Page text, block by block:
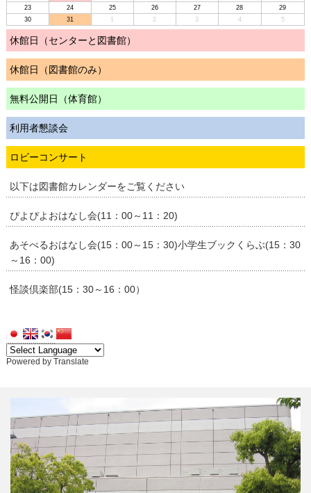
23
24 25 26 27 28
29
30
31 2 3 4 5
休館日（センターと図書館）
休館日（図書館のみ）
無料公開日（体育館）
利用者懇談会
ロビーコンサート
以下は図書館カレンダーをご覧ください
ぴよぴよおはなし会(11：00～11：20)
あそべるおはなし会(15：00～15：30)小学生ブックくらぶ(15：30
～16：00)
怪談倶楽部(15：30～16：00）
Powered by Translate